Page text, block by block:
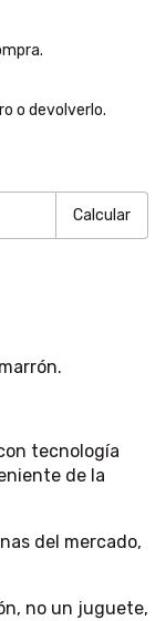
o devolverlo.
Calcular
tecnología
de la
del mercado,
no un juguete,